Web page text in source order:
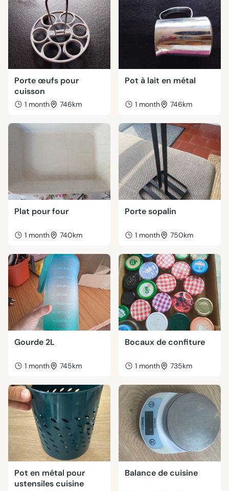
Porte œufs pour
cuisson
1 month 746km
Pot à lait en métal
1 month 746km
Plat pour four
1 month 740km
Porte sopalin
1 month 750km
Gourde 2L
1 month 745km
Bocaux de confiture
1 month 735km
Pot en métal pour
ustensiles cuisine
Balance de cuisine